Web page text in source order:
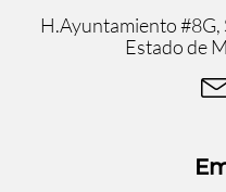
H.Ayuntamiento #8G,
Estado de